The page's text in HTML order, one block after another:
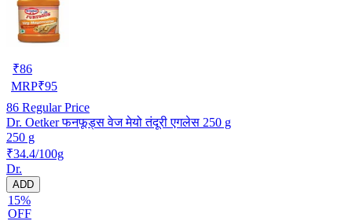
₹86
MRP₹95
86 Regular Price
Dr. Oetker फनफूड्स वेज मेयो तंदूरी एगलेस 250 g
250 g
₹34.4/100g
Dr.
ADD
15%
OFF